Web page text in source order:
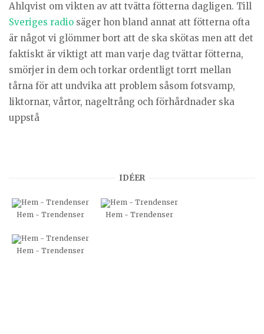
Ahlqvist om vikten av att tvätta fötterna dagligen. Till
Sveriges radio säger hon bland annat att fötterna ofta
är något vi glömmer bort att de ska skötas men att det
faktiskt är viktigt att man varje dag tvättar fötterna,
smörjer in dem och torkar ordentligt torrt mellan
tårna för att undvika att problem såsom fotsvamp,
liktornar, vårtor, nageltrång och förhårdnader ska
uppstå
IDÉER
Hem - Trendenser Hem - Trendenser
Hem - Trendenser